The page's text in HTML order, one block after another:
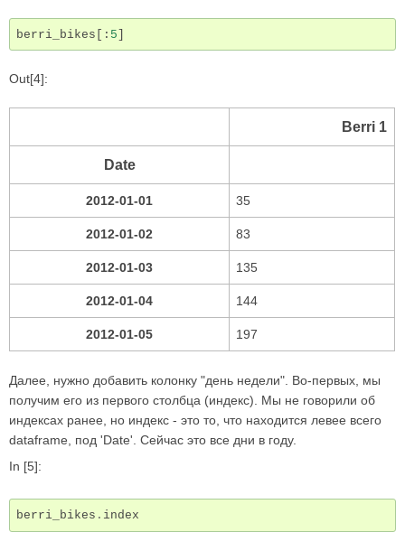
berri_bikes [: 5]
Out[4]:
Berri 1
Date
2012-01-01 35
2012-01-02 83
2012-01-03 135
2012-01-04 144
2012-01-05 197
Далее, нужно добавить колонку "день недели". Во-первых, мы
получим его из первого столбца (индекс). Мы не говорили об
индексах ранее, но индекс - это то, что находится левее всего
dataframe, под 'Date'. Сейчас это все дни в году.
In [5]:
berri_bikes . index